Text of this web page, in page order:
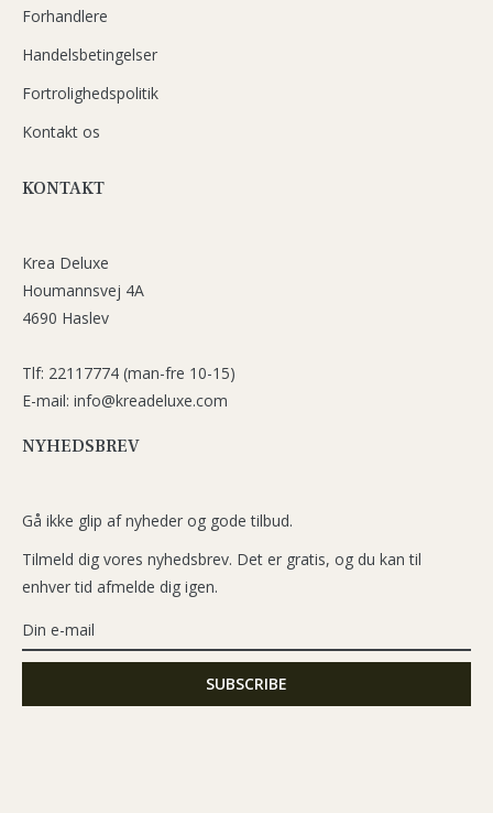
Forhandlere
Handelsbetingelser
Fortrolighedspolitik
Kontakt os
KONTAKT
Krea Deluxe
Houmannsvej 4A
4690 Haslev
Tlf: 22117774 (man-fre 10-15)
E-mail: info@kreadeluxe.com
NYHEDSBREV
Gå ikke glip af nyheder og gode tilbud.
Tilmeld dig vores nyhedsbrev. Det er gratis, og du kan til
enhver tid afmelde dig igen.